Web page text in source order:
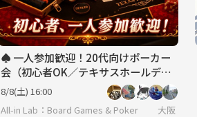
♠️ 一人参加歓迎！20代向けポーカー
会（初心者OK／テキサスホールデ
ム）＠新大阪♠️
8/8(土) 16:00
All-in Lab：Board Games & Poker
大阪